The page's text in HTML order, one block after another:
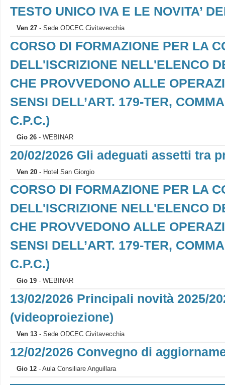
TESTO UNICO IVA E LE NOVITA’
Ven 27- Sede ODCEC Civitavecchia
CORSO DI FORMAZIONE PER LA
DELL'ISCRIZIONE NELL'ELENCO
CHE PROVVEDONO ALLE
SENSI DELL’ART. 179-TER,
C.P.C.)
Gio 26- WEBINAR
20/02/2026 Gli adeguati assetti tra
Ven 20- Hotel San Giorgio
CORSO DI FORMAZIONE PER LA
DELL'ISCRIZIONE NELL'ELENCO
CHE PROVVEDONO ALLE
SENSI DELL’ART. 179-TER,
C.P.C.)
Gio 19- WEBINAR
13/02/2026 Principali novità 2025/
(videoproiezione)
Ven 13- Sede ODCEC Civitavecchia
12/02/2026 Convegno di
Gio 12- Aula Consiliare Anguillara